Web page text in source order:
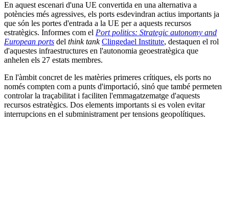
En aquest escenari d'una UE convertida en una alternativa a
potències més agressives, els ports esdevindran actius importants ja
que són les portes d'entrada a la UE per a aquests recursos
estratègics. Informes com el Port politics: Strategic autonomy and
European ports del think tank Clingedael Institute, destaquen el rol
d'aquestes infraestructures en l'autonomia geoestratègica que
anhelen els 27 estats membres.
En l'àmbit concret de les matèries primeres crítiques, els ports no
només compten com a punts d'importació, sinó que també permeten
controlar la traçabilitat i faciliten l'emmagatzematge d'aquests
recursos estratègics. Dos elements importants si es volen evitar
interrupcions en el subministrament per tensions geopolítiques.